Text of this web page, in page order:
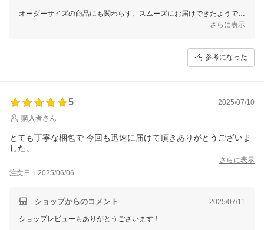
オーダーサイズの商品にも関わらず、スムーズにお届けできたようで安
さらに表示
参考になった
5
2025/07/10
購入者さん
とても丁寧な梱包で 今回も迅速に届けて頂きありがとうございま
した。
さらに表示
注文日：2025/06/06
ショップからのコメント 2025/07/11
ショップレビューもありがとうございます！